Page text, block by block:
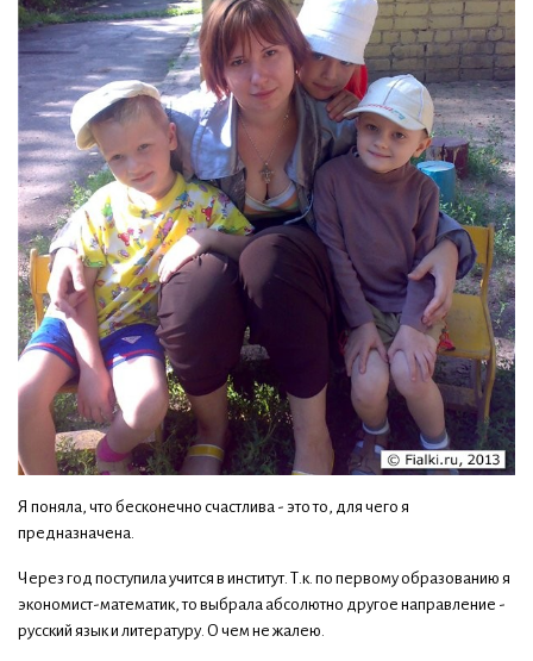
Я поняла, что бесконечно счастлива - это то, для чего я
предназначена.
Через год поступила учится в институт. Т.к. по первому образованию я
экономист-математик, то выбрала абсолютно другое направление -
русский язык и литературу. О чем не жалею.